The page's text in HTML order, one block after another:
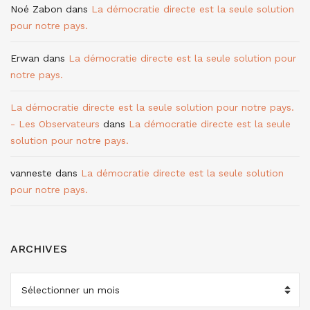
Noé Zabon dans La démocratie directe est la seule solution
pour notre pays.
Erwan dans La démocratie directe est la seule solution pour
notre pays.
La démocratie directe est la seule solution pour notre pays.
- Les Observateurs dans La démocratie directe est la seule
solution pour notre pays.
vanneste dans La démocratie directe est la seule solution
pour notre pays.
ARCHIVES
ARCHIVES